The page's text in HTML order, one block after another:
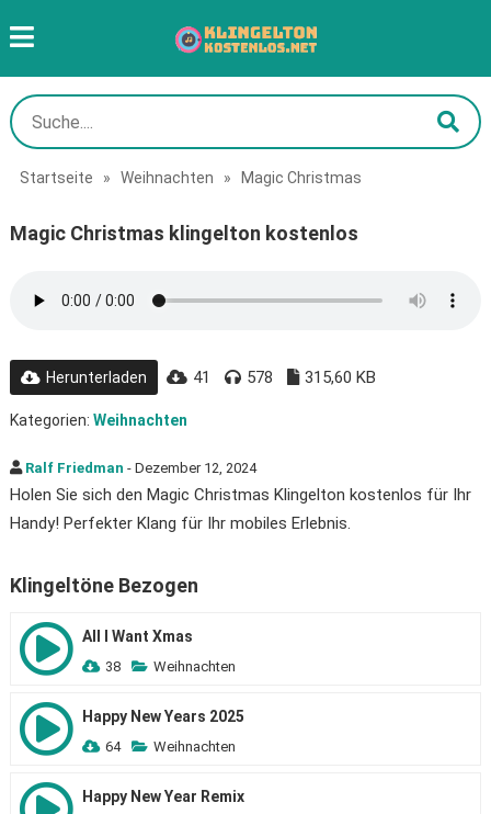
Startseite » Weihnachten » Magic Christmas
Magic Christmas klingelton kostenlos
Herunterladen 41 578 315,60 KB
Kategorien: Weihnachten
Ralf Friedman - Dezember 12, 2024
Holen Sie sich den Magic Christmas Klingelton kostenlos für Ihr
Handy! Perfekter Klang für Ihr mobiles Erlebnis.
Klingeltöne Bezogen
All I Want Xmas
38 Weihnachten
Happy New Years 2025
64 Weihnachten
Happy New Year Remix